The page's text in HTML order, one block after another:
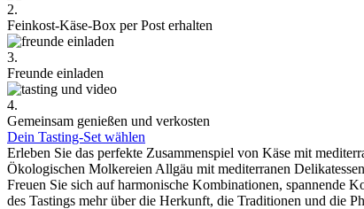
2.
Feinkost-Käse-Box per Post erhalten
3.
Freunde einladen
4.
Gemeinsam genießen und verkosten
Dein Tasting-Set wählen
Erleben Sie das perfekte Zusammenspiel von Käse mit
Ökologischen Molkereien Allgäu mit mediterranen
Freuen Sie sich auf harmonische Kombinationen, spannende
des Tastings mehr über die Herkunft, die Traditionen und die